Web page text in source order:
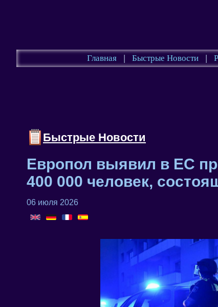
Главная | Быстрые Новости |
Быстрые Новости
Европол выявил в ЕС
400 000 человек,
06 июля 2026